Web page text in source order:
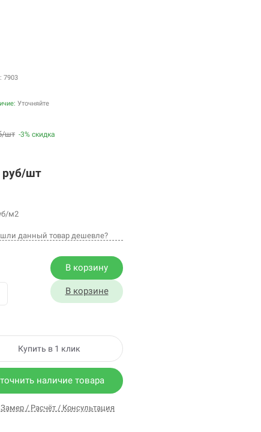
7903
Уточняйте
шт -3% скидка
руб/шт
м2
данный товар дешевле?
В корзину
В корзине
Купить в 1 клик
наличие товара
Замер / Расчёт / Консультация